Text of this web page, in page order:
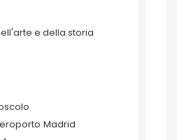
e della storia
Madrid